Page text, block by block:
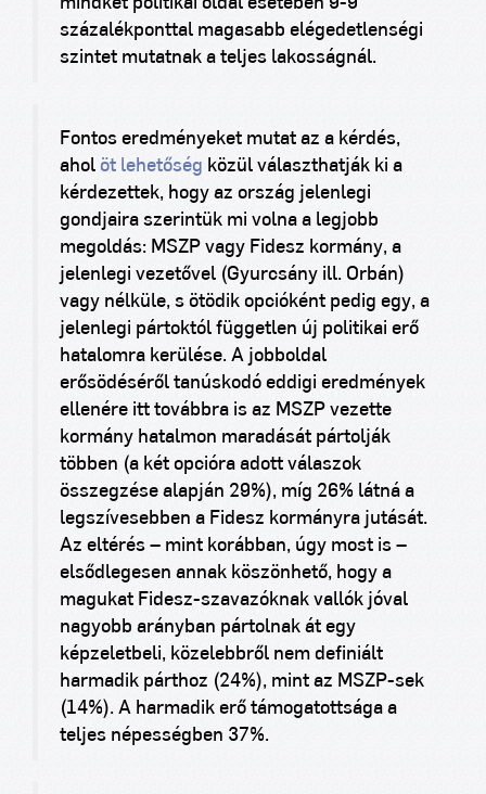
százalékponttal magasabb elégedetlenségi
szintet mutatnak a teljes lakosságnál.
Fontos eredményeket mutat az a kérdés,
ahol öt lehetőség közül választhatják ki a
kérdezettek, hogy az ország jelenlegi
gondjaira szerintük mi volna a legjobb
megoldás: MSZP vagy Fidesz kormány, a
jelenlegi vezetővel (Gyurcsány ill. Orbán)
vagy nélküle, s ötödik opcióként pedig egy, a
jelenlegi pártoktól független új politikai erő
hatalomra kerülése. A jobboldal
erősödéséről tanúskodó eddigi eredmények
ellenére itt továbbra is az MSZP vezette
kormány hatalmon maradását pártolják
többen (a két opcióra adott válaszok
összegzése alapján 29%), míg 26% látná a
legszívesebben a Fidesz kormányra jutását.
Az eltérés – mint korábban, úgy most is –
elsődlegesen annak köszönhető, hogy a
magukat Fidesz-szavazóknak vallók jóval
nagyobb arányban pártolnak át egy
képzeletbeli, közelebbről nem definiált
harmadik párthoz (24%), mint az MSZP-sek
(14%). A harmadik erő támogatottsága a
teljes népességben 37%.